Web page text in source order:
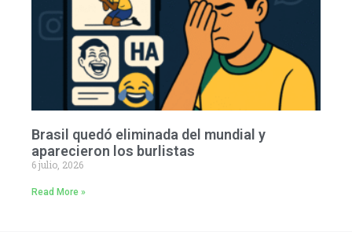
Brasil quedó eliminada del mundial y
aparecieron los burlistas
6 julio, 2026
Read More »